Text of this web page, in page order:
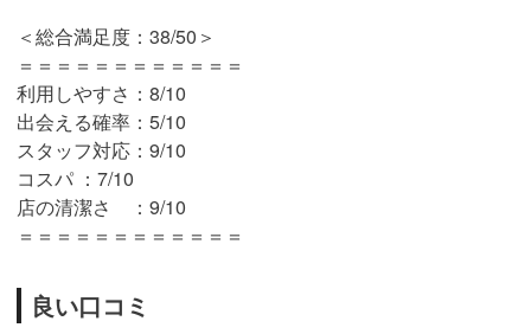
＜総合満足度：38/50＞
＝＝＝＝＝＝＝＝＝＝＝＝
利用しやすさ：8/10
出会える確率：5/10
スタッフ対応：9/10
コスパ ：7/10
店の清潔さ ：9/10
＝＝＝＝＝＝＝＝＝＝＝＝
良い口コミ